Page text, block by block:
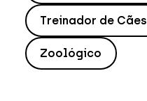
Treinador de Cães
Zoológico